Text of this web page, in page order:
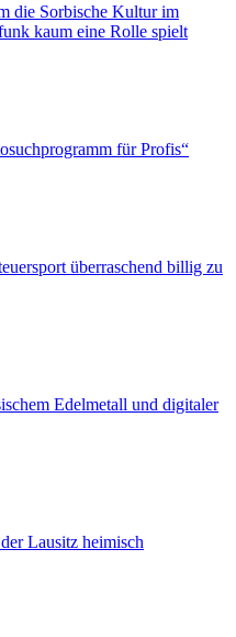
die Sorbische Kultur im
kaum eine Rolle spielt
für Profis“
überraschend billig zu
Edelmetall und digitaler
Lausitz heimisch